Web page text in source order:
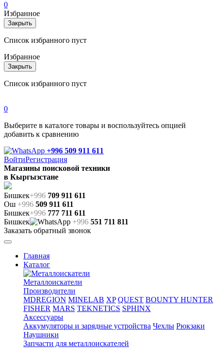
0
Избранное
Закрыть
Список избранного пуст
Избранное
Закрыть
Список избранного пуст
0
Выберите в каталоге товары и воспользуйтесь опцией
добавить к сравнению
+996 509 911 611
ВойтиРегистрация
Магазины поисковой техники
в Кыргызстане
Бишкек+996 709 911 611
Ош +996 509 911 611
Бишкек+996 777 711 611
Бишкек
+996 551 711 811
Заказать обратный звонок
Главная
Каталог
Металлоискатели
Производители
MDREGION MINELAB XP QUEST BOUNTY HUNTER
FISHER MARS TEKNETICS SPHINX
Аксессуары
Аккумуляторы и зарядные устройства Чехлы Рюкзаки
Наушники
Запчасти для металлоискателей